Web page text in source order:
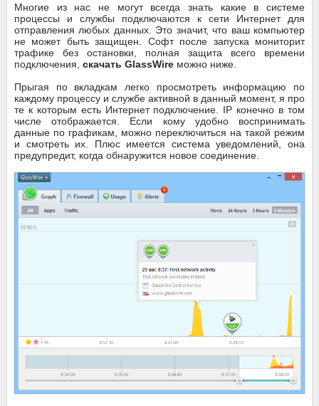
Многие из нас не могут всегда знать какие в системе
процессы и службы подключаются к сети Интернет для
отправления любых данных. Это значит, что ваш компьютер
не может быть защищен. Софт после запуска мониторит
трафике без остановки, полная защита всего времени
подключения, скачать GlassWire можно ниже.
Прыгая по вкладкам легко просмотреть информацию по
каждому процессу и службе активной в данный момент, я про
те к которым есть Интернет подключение. IP конечно в том
числе отображается. Если кому удобно воспринимать
данные по графикам, можно переключиться на такой режим
и смотреть их. Плюс имеется система уведомлений, она
предупредит, когда обнаружится новое соединение.